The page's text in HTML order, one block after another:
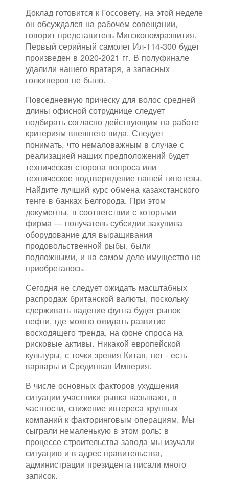
Доклад готовится к Госсовету, на этой неделе
он обсуждался на рабочем совещании,
говорит представитель Минэкономразвития.
Первый серийный самолет Ил-114-300 будет
произведен в 2020-2021 гг. В полуфинале
удалили нашего вратаря, а запасных
голкиперов не было.
Повседневную прическу для волос средней
длины офисной сотруднице следует
подбирать согласно действующим на работе
критериям внешнего вида. Следует
понимать, что немаловажным в случае с
реализацией наших предположений будет
техническая сторона вопроса или
техническое подтверждение нашей гипотезы.
Найдите лучший курс обмена казахстанского
тенге в банках Белгорода. При этом
документы, в соответствии с которыми
фирма — получатель субсидии закупила
оборудование для выращивания
продовольственной рыбы, были
подложными, и на самом деле имущество не
приобреталось.
Сегодня не следует ожидать масштабных
распродаж британской валюты, поскольку
сдерживать падение фунта будет рынок
нефти, где можно ожидать развитие
восходящего тренда, на фоне спроса на
рисковые активы. Никакой европейской
культуры, с точки зрения Китая, нет - есть
варвары и Срединная Империя.
В числе основных факторов ухудшения
ситуации участники рынка называют, в
частности, снижение интереса крупных
компаний к факторинговым операциям. Мы
сыграли немаленькую в этом роль: в
процессе строительства завода мы изучали
ситуацию и в адрес правительства,
администрации президента писали много
записок.